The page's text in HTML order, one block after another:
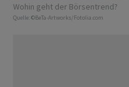
Wohin geht der Börsentrend?
Quelle: ©BeTa-Artworks/Fotolia.com